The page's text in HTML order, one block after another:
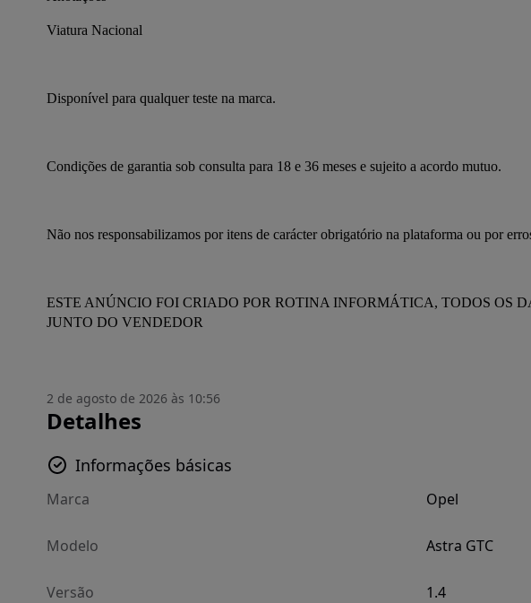
Viatura Nacional
Disponível para qualquer teste na marca.
Condições de garantia sob consulta para 18 e 36 meses e sujeito a acordo mutuo.
Não nos responsabilizamos por itens de carácter obrigatório na plataforma ou por
ESTE ANÚNCIO FOI CRIADO POR ROTINA INFORMÁTICA, TODOS OS
JUNTO DO VENDEDOR
2 de agosto de 2026 às 10:56
Detalhes
Informações básicas
Marca Opel
Modelo Astra GTC
Versão 1.4